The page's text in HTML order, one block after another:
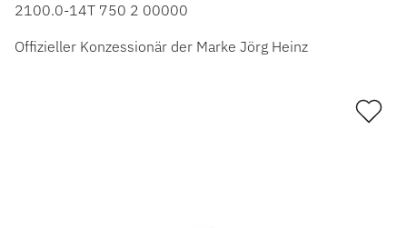
2100.0-14T 750 2 00000
Offizieller Konzessionär der Marke Jörg Heinz